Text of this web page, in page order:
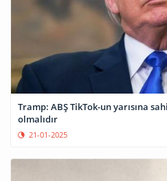
Tramp: ABŞ TikTok-un yarısına
olmalıdır
21-01-2025